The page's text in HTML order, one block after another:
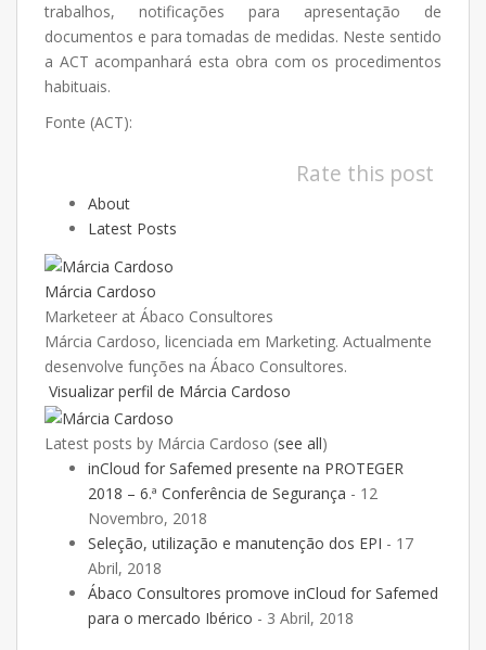
trabalhos, notificações para apresentação de
documentos e para tomadas de medidas. Neste sentido
a ACT acompanhará esta obra com os procedimentos
habituais.
Fonte (ACT):
Rate this post
About
Latest Posts
Márcia Cardoso
Marketeer at Ábaco Consultores
Márcia Cardoso, licenciada em Marketing. Actualmente
desenvolve funções na Ábaco Consultores.
Visualizar perfil de Márcia Cardoso
Latest posts by Márcia Cardoso (see all)
inCloud for Safemed presente na PROTEGER
2018 – 6.ª Conferência de Segurança - 12
Novembro, 2018
Seleção, utilização e manutenção dos EPI - 17
Abril, 2018
Ábaco Consultores promove inCloud for Safemed
para o mercado Ibérico - 3 Abril, 2018